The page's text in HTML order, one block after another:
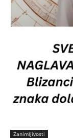
Zanimljivosti